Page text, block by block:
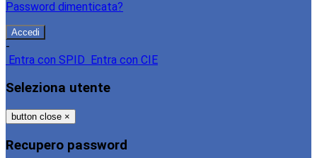
Password dimenticata?
-
Entra con SPID
Entra con CIE
Seleziona utente
button close ×
Recupero password